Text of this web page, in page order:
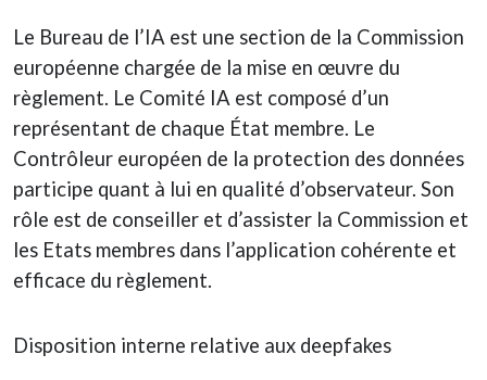
Le Bureau de l’IA est une section de la Commission
européenne chargée de la mise en œuvre du
règlement. Le Comité IA est composé d’un
représentant de chaque État membre. Le
Contrôleur européen de la protection des données
participe quant à lui en qualité d’observateur. Son
rôle est de conseiller et d’assister la Commission et
les Etats membres dans l’application cohérente et
efficace du règlement.
Disposition interne relative aux deepfakes